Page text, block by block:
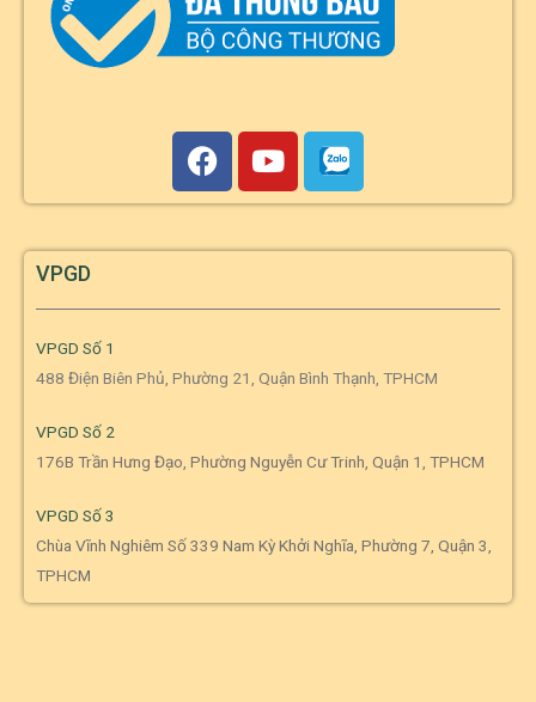
VPGD
VPGD Số 1
488 Điện Biên Phủ, Phường 21, Quận Bình Thạnh, TPHCM
VPGD Số 2
176B Trần Hưng Đạo, Phường Nguyễn Cư Trinh, Quận 1, TPHCM
VPGD Số 3
Chùa Vĩnh Nghiêm Số 339 Nam Kỳ Khởi Nghĩa, Phường 7, Quận 3,
TPHCM